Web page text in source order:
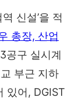
신설’을 적
총장, 산업
공구 실시계
부근 지하
있어, DGIST